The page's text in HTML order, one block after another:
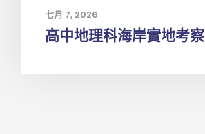
七月 7, 2026
高中地理科海岸實地考察